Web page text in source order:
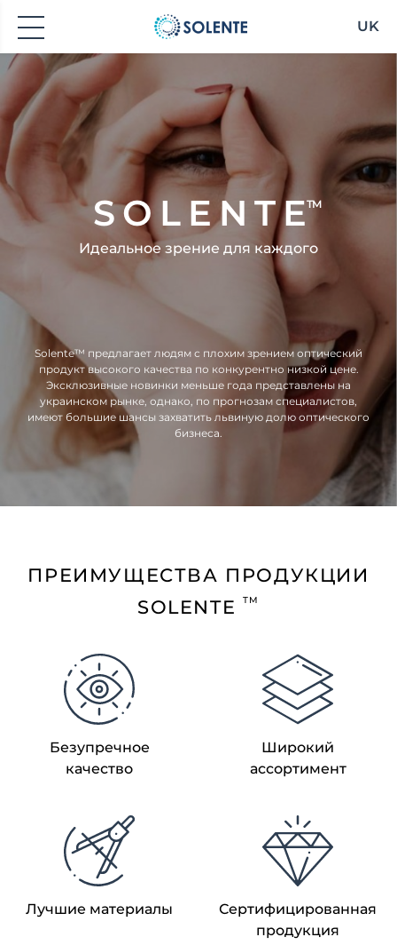
UK
SOLENTETM
Идеальное зрение для каждого
Solente™ предлагает людям с плохим зрением оптический
продукт высокого качества по конкурентно низкой цене.
Эксклюзивные новинки меньше года представлены на
украинском рынке, однако, по прогнозам специалистов,
имеют большие шансы захватить львиную долю оптического
бизнеса.
ПРЕИМУЩЕСТВА ПРОДУКЦИИ
SOLENTE
TM
Безупречное
качество
Широкий
ассортимент
Лучшие материалы
Сертифицированная
продукция